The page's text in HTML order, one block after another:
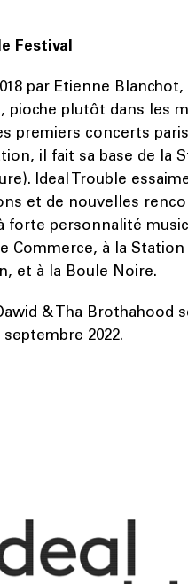
Festival
par Etienne
pioche plutôt dans les
premiers concerts
il fait sa base de la
Ideal Trouble
et de nouvelles
forte personnalité
Commerce, à la
et à la Boule Noire.
& Tha Brothahood
septembre 2022.